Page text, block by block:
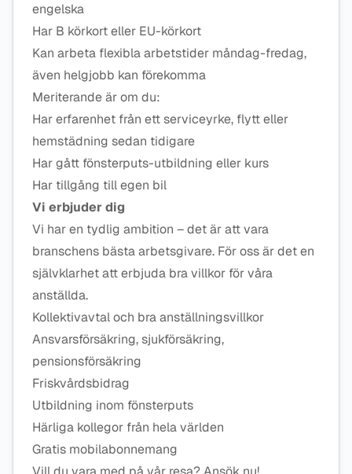
engelska
Har B körkort eller EU-körkort
Kan arbeta flexibla arbetstider måndag-fredag,
även helgjobb kan förekomma
Meriterande är om du:
Har erfarenhet från ett serviceyrke, flytt eller
hemstädning sedan tidigare
Har gått fönsterputs-utbildning eller kurs
Har tillgång till egen bil
Vi erbjuder dig
Vi har en tydlig ambition – det är att vara
branschens bästa arbetsgivare. För oss är det en
självklarhet att erbjuda bra villkor för våra
anställda.
Kollektivavtal och bra anställningsvillkor
Ansvarsförsäkring, sjukförsäkring,
pensionsförsäkring
Friskvårdsbidrag
Utbildning inom fönsterputs
Härliga kollegor från hela världen
Gratis mobilabonnemang